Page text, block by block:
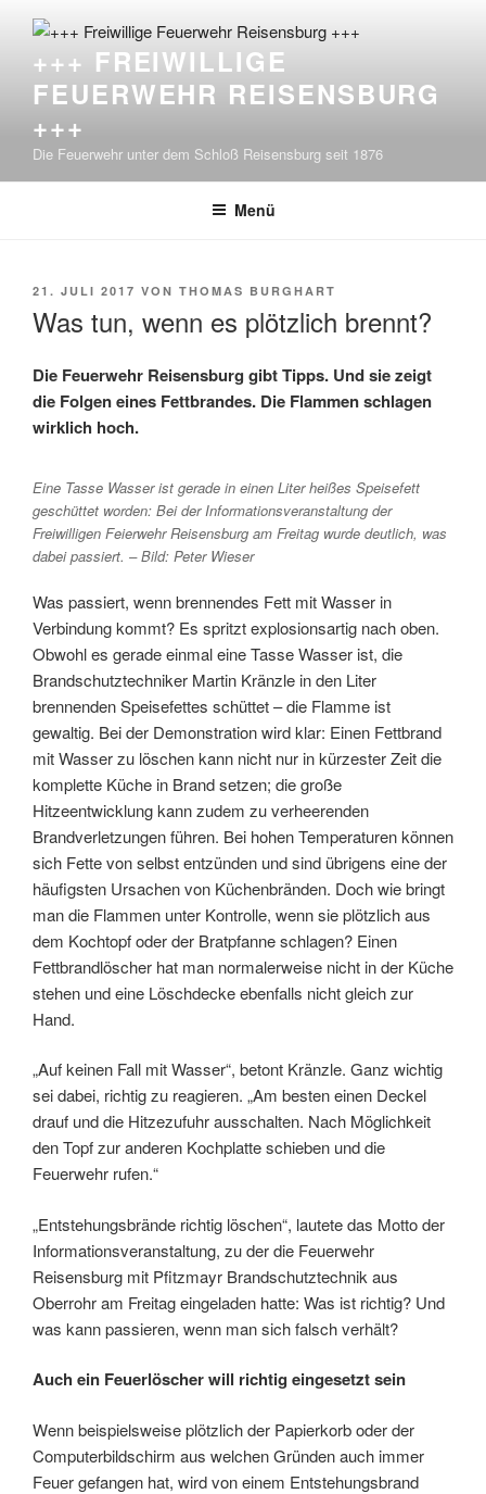
Inhalt
springen+++ FREIWILLIGE
FEUERWEHR REISENSBURG
+++
Die Feuerwehr unter dem Schloß Reisensburg seit 1876
Menü
VERÖFFENTLICHT
21. JULI 2017 VON THOMAS BURGHART
Was tun, wenn es plötzlich brennt?
Die Feuerwehr Reisensburg gibt Tipps. Und sie zeigt
die Folgen eines Fettbrandes. Die Flammen schlagen
wirklich hoch.
Eine Tasse Wasser ist gerade in einen Liter heißes Speisefett
geschüttet worden: Bei der Informationsveranstaltung der
Freiwilligen Feierwehr Reisensburg am Freitag wurde deutlich, was
dabei passiert. – Bild: Peter Wieser
Was passiert, wenn brennendes Fett mit Wasser in
Verbindung kommt? Es spritzt explosionsartig nach oben.
Obwohl es gerade einmal eine Tasse Wasser ist, die
Brandschutztechniker Martin Kränzle in den Liter
brennenden Speisefettes schüttet – die Flamme ist
gewaltig. Bei der Demonstration wird klar: Einen Fettbrand
mit Wasser zu löschen kann nicht nur in kürzester Zeit die
komplette Küche in Brand setzen; die große
Hitzeentwicklung kann zudem zu verheerenden
Brandverletzungen führen. Bei hohen Temperaturen können
sich Fette von selbst entzünden und sind übrigens eine der
häufigsten Ursachen von Küchenbränden. Doch wie bringt
man die Flammen unter Kontrolle, wenn sie plötzlich aus
dem Kochtopf oder der Bratpfanne schlagen? Einen
Fettbrandlöscher hat man normalerweise nicht in der Küche
stehen und eine Löschdecke ebenfalls nicht gleich zur
Hand.
„Auf keinen Fall mit Wasser“, betont Kränzle. Ganz wichtig
sei dabei, richtig zu reagieren. „Am besten einen Deckel
drauf und die Hitzezufuhr ausschalten. Nach Möglichkeit
den Topf zur anderen Kochplatte schieben und die
Feuerwehr rufen.“
„Entstehungsbrände richtig löschen“, lautete das Motto der
Informationsveranstaltung, zu der die Feuerwehr
Reisensburg mit Pfitzmayr Brandschutztechnik aus
Oberrohr am Freitag eingeladen hatte: Was ist richtig? Und
was kann passieren, wenn man sich falsch verhält?
Auch ein Feuerlöscher will richtig eingesetzt sein
Wenn beispielsweise plötzlich der Papierkorb oder der
Computerbildschirm aus welchen Gründen auch immer
Feuer gefangen hat, wird von einem Entstehungsbrand